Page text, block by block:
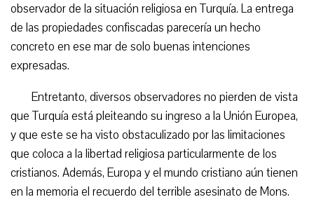
observador de la situación religiosa en Turquía. La entrega
de las propiedades confiscadas parecería un hecho
concreto en ese mar de solo buenas intenciones
expresadas.
Entretanto, diversos observadores no pierden de vista
que Turquía está pleiteando su ingreso a la Unión Europea,
y que este se ha visto obstaculizado por las limitaciones
que coloca a la libertad religiosa particularmente de los
cristianos. Además, Europa y el mundo cristiano aún tienen
en la memoria el recuerdo del terrible asesinato de Mons.